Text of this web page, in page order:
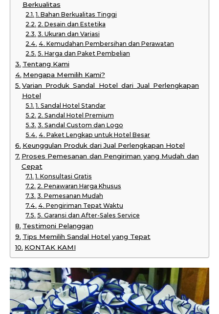
Berkualitas
1. Bahan Berkualitas Tinggi
2. Desain dan Estetika
3. Ukuran dan Variasi
4. Kemudahan Pembersihan dan Perawatan
5. Harga dan Paket Pembelian
Tentang Kami
Mengapa Memilih Kami?
Varian Produk Sandal Hotel dari Jual Perlengkapan
Hotel
1. Sandal Hotel Standar
2. Sandal Hotel Premium
3. Sandal Custom dan Logo
4. Paket Lengkap untuk Hotel Besar
Keunggulan Produk dari Jual Perlengkapan Hotel
Proses Pemesanan dan Pengiriman yang Mudah dan
Cepat
1. Konsultasi Gratis
2. Penawaran Harga Khusus
3. Pemesanan Mudah
4. Pengiriman Tepat Waktu
5. Garansi dan After-Sales Service
Testimoni Pelanggan
Tips Memilih Sandal Hotel yang Tepat
KONTAK KAMI